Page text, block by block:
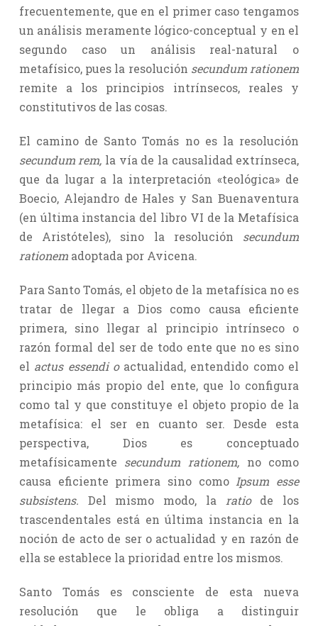
frecuentemente, que en el primer caso tengamos
un análisis meramente lógico-conceptual y en el
segundo caso un análisis real-natural o
metafísico, pues la resolución secundum rationem
remite a los principios intrínsecos, reales y
constitutivos de las cosas.
El camino de Santo Tomás no es la resolución
secundum rem, la vía de la causalidad extrínseca,
que da lugar a la interpretación «teológica» de
Boecio, Alejandro de Hales y San Buenaventura
(en última instancia del libro VI de la Metafísica
de Aristóteles), sino la resolución secundum
rationem adoptada por Avicena.
Para Santo Tomás, el objeto de la metafísica no es
tratar de llegar a Dios como causa eficiente
primera, sino llegar al principio intrínseco o
razón formal del ser de todo ente que no es sino
el actus essendi o actualidad, entendido como el
principio más propio del ente, que lo configura
como tal y que constituye el objeto propio de la
metafísica: el ser en cuanto ser. Desde esta
perspectiva, Dios es conceptuado
metafísicamente secundum rationem, no como
causa eficiente primera sino como Ipsum esse
subsistens. Del mismo modo, la ratio de los
trascendentales está en última instancia en la
noción de acto de ser o actualidad y en razón de
ella se establece la prioridad entre los mismos.
Santo Tomás es consciente de esta nueva
resolución que le obliga a distinguir